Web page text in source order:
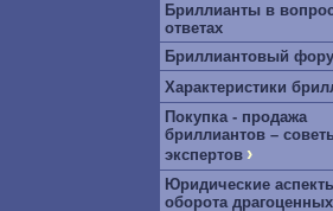
Бриллианты в
ответах
Бриллиантовый
Характеристики
Покупка - продажа
бриллиантов –
экспертов ›
Юридические
оборота